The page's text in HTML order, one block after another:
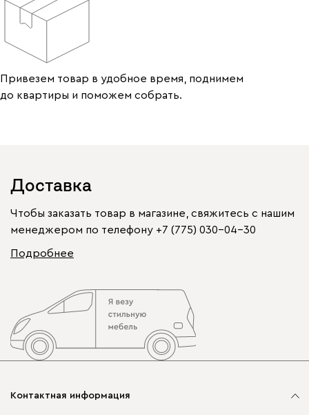
Привезем товар в удобное время, поднимем
до квартиры и поможем собрать.
Доставка
Чтобы заказать товар в магазине, свяжитесь с нашим
менеджером по телефону +7 (775) 030-04-30
Подробнее
Контактная информация